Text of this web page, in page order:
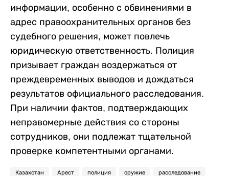
информации, особенно с обвинениями в
адрес правоохранительных органов без
судебного решения, может повлечь
юридическую ответственность. Полиция
призывает граждан воздержаться от
преждевременных выводов и дождаться
результатов официального расследования.
При наличии фактов, подтверждающих
неправомерные действия со стороны
сотрудников, они подлежат тщательной
проверке компетентными органами.
Казахстан Арест полиция оружие расследование